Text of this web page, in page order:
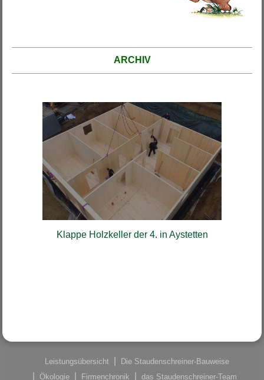
ARCHIV
Klappe Holzkeller der 4. in Aystetten
Leistungsübersicht
Die Staudenschreiner-Bauweise
Ökologie
Firmenchronik
das Staudenschreiner-Team